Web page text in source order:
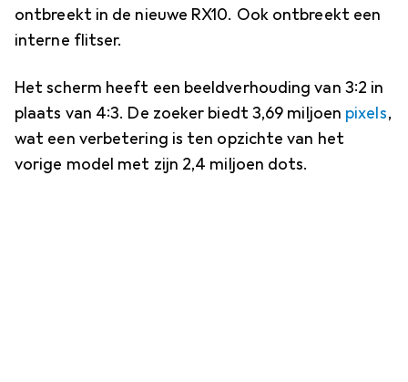
ontbreekt in de nieuwe RX10. Ook ontbreekt een
interne flitser.
Het scherm heeft een beeldverhouding van 3:2 in
plaats van 4:3. De zoeker biedt 3,69 miljoen pixels,
wat een verbetering is ten opzichte van het
vorige model met zijn 2,4 miljoen dots.